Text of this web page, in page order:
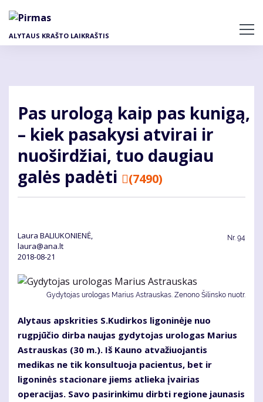
pagrindinį
ALYTAUS KRAŠTO LAIKRAŠTIS
Pas urologą kaip pas kunigą,
– kiek pasakysi atvirai ir
nuoširdžiai, tuo daugiau
galės padėti
(7490)
Laura BALIUKONIENĖ,
laura@ana.lt
2018-08-21
Nr. 94
Gydytojas urologas Marius Astrauskas. Zenono Šilinsko nuotr.
Alytaus apskrities S.Kudirkos ligoninėje nuo
rugpjūčio dirba naujas gydytojas urologas Marius
Astrauskas (30 m.). Iš Kauno atvažiuojantis
medikas ne tik konsultuoja pacientus, bet ir
ligoninės stacionare jiems atlieka įvairias
operacijas. Savo pasirinkimu dirbti regione jaunasis